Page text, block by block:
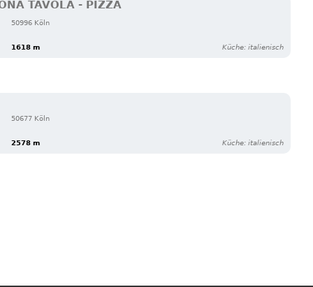
TAVOLA - PIZZA
50996 Köln
1618 m Küche: italienisch
50677 Köln
2578 m Küche: italienisch